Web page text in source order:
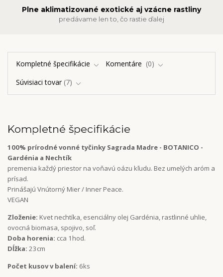
Plne aklimatizované exotické aj vzácne rastliny
predávame len to, čo rastie ďalej
Kompletné špecifikácie Komentáre
0
Súvisiaci tovar 7
Kompletné špecifikácie
100% prírodné vonné tyčinky Sagrada Madre - BOTANICO -
Gardénia a Nechtík
premenia každý priestor na voňavú oázu kľudu. Bez umelých aróm a
prísad.
Prinášajú Vnútorný Mier / Inner Peace.
VEGAN
Zloženie: Kvet nechtíka, esenciálny olej Gardénia, rastlinné uhlie,
ovocná biomasa, spojivo, soľ.
Doba horenia: cca 1hod.
Dĺžka: 23cm
Počet kusov v balení: 6ks